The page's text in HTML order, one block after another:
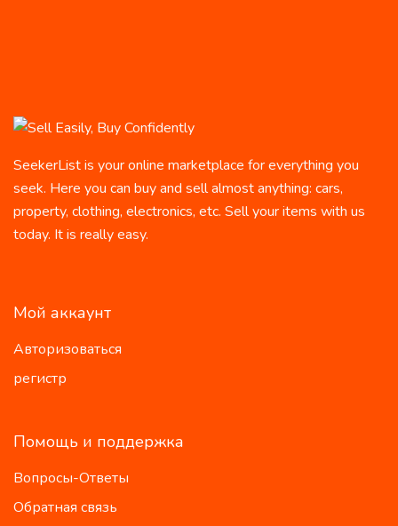
SeekerList is your online marketplace for everything you
seek. Here you can buy and sell almost anything: cars,
property, clothing, electronics, etc. Sell your items with us
today. It is really easy.
Мой аккаунт
Авторизоваться
регистр
Помощь и поддержка
Вопросы-Ответы
Обратная связь